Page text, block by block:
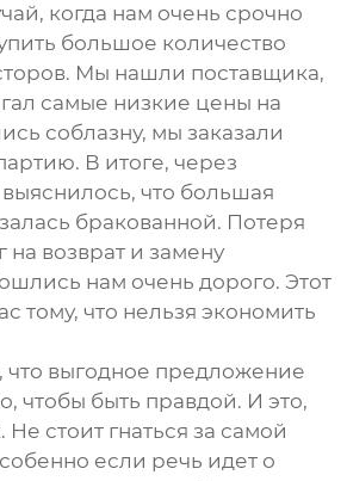
когда нам очень срочно
большое количество
. Мы нашли поставщика,
самые низкие цены на
соблазну, мы заказали
В итоге, через
что большая
бракованной. Потеря
возврат и замену
нам очень дорого. Этот
тому, что нельзя экономить
что выгодное предложение
чтобы быть правдой. И это,
Не стоит гнаться за самой
если речь идет о